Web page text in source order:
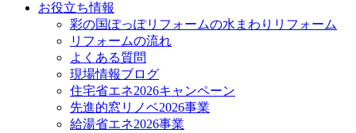
お役立ち情報
彩の国ぽっぽリフォームの水まわりリフォーム
リフォームの流れ
よくある質問
現場情報ブログ
住宅省エネ2026キャンペーン
先進的窓リノベ2026事業
給湯省エネ2026事業